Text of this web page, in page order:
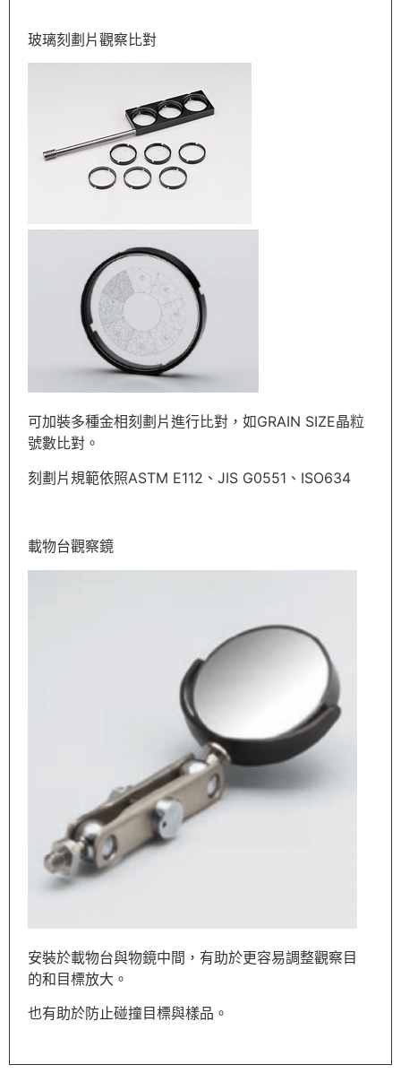
玻璃刻劃片觀察比對
可加裝多種金相刻劃片進行比對， 如GRAIN SIZE晶粒
號數比對。
刻劃片規範依照ASTM E112、JIS G0551、ISO634
載物台觀察鏡
安裝於載物台與物鏡中間，有助於更容易調整觀察目
的和目標放大。
也有助於防止碰撞目標與樣品。